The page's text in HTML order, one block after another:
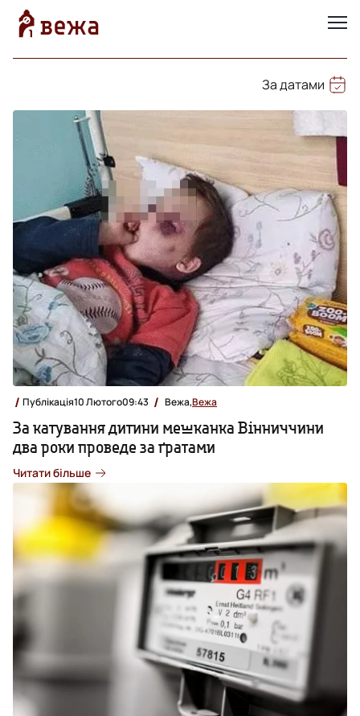
За датами
Публікація10 Лютого09:43 Вежа,Вежа
За катування дитини мешканка Вінниччини
два роки проведе за ґратами
Читати більше